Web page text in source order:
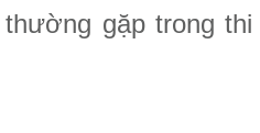
gặp trong thi